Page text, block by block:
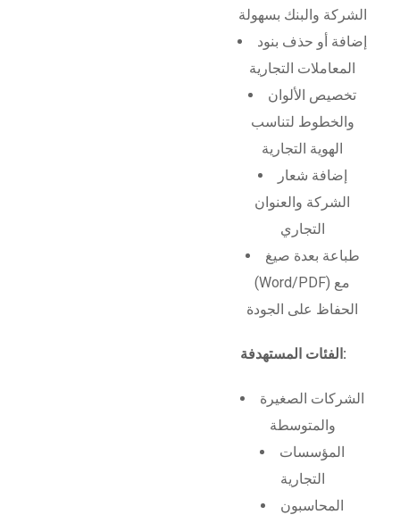
الشركة والبنك بسهولة
إضافة أو حذف بنود
المعاملات التجارية
تخصيص الألوان
والخطوط لتناسب
الهوية التجارية
إضافة شعار
الشركة والعنوان
التجاري
طباعة بعدة صيغ
(Word/PDF) مع
الحفاظ على الجودة
الفئات المستهدفة:
الشركات الصغيرة
والمتوسطة
المؤسسات
التجارية
المحاسبون